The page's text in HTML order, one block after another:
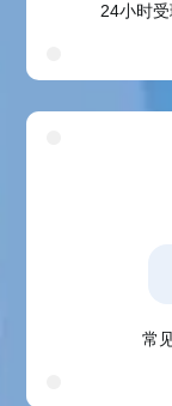
24小时
常